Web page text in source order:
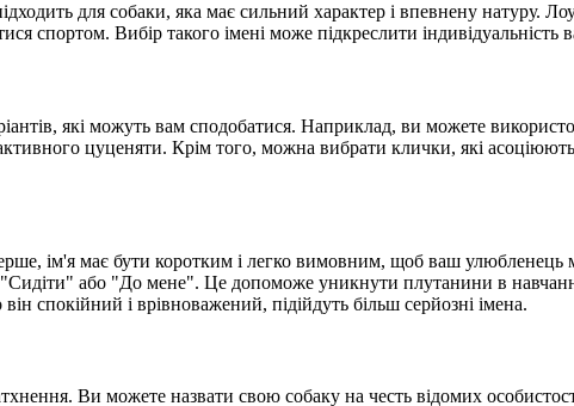
для собаки, яка має сильний характер і впевнену натуру.
спортом. Вибір такого імені може підкреслити
які можуть вам сподобатися. Наприклад, ви можете
цуценяти. Крім того, можна вибрати клички, які
ім'я має бути коротким і легко вимовним, щоб ваш улюбленець
"Сидіти" або "До мене". Це допоможе уникнути плутанини в
спокійний і врівноважений, підійдуть більш серйозні імена.
Ви можете назвати свою собаку на честь відомих